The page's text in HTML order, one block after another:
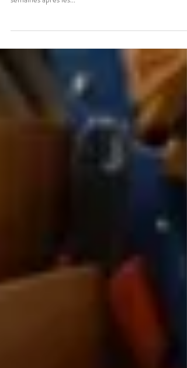
On en était resté il y a trois semaines à la commande du
semaines après les...